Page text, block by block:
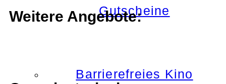
Gutscheine
Barrierefreies Kino
Weitere Angebote: